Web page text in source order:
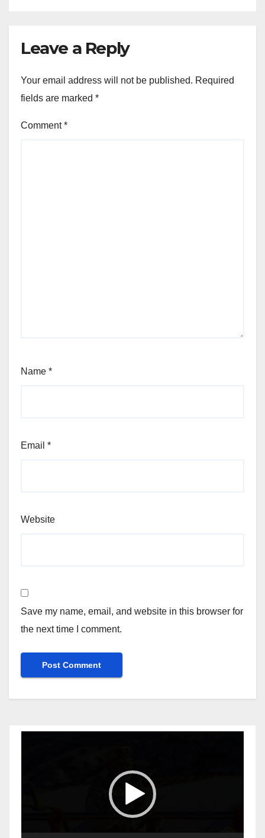
Leave a Reply
Your email address will not be published. Required
fields are marked *
Comment*
Name *
Email *
Website
Save my name, email, and website in this browser for
the next time I comment.